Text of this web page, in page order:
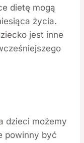
dietę mogą
życia.
jest inne
dzieci możemy
powinny być